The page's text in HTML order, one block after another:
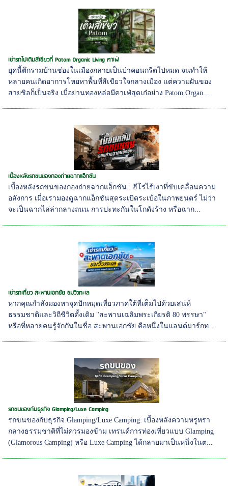
เช่ารถไปเติมสีเขียวที่ Patom Organic Living คาเฟ่
ยุคนี้ตึกรามบ้านช่องในเมืองกลายเป็นป่าคอนกรีตไปหมด จนทำให้
หลายคนเกิดอาการโหยหาพื้นที่สีเขียวใจกลางเมือง แต่ความฝันของ
สายชิลก็เป็นจริง เมื่อย่านทองหล่อมีคาเฟ่สุดเก๋อย่าง Patom Organ...
เบื้องหลังรถขนของกองถ่ายฉากแอ็กชัน
เบื้องหลังรถขนของกองถ่ายฉากแอ็กชัน : ฮีโร่ไร้เงาที่ขับเคลื่อนความ
อลังการ เมื่อเรามองดูฉากแอ็กชันสุดระเบิดระเบ้อในภาพยนตร์ ไม่ว่า
จะเป็นฉากไล่ล่ากลางถนน การปะทะกันในโกดังร้าง หรือฉาก...
เช่ารถเที่ยว สะพานเอกชัย ชมวิวทะเล
หากคุณกำลังมองหาจุดปักหมุดเที่ยวภาคใต้ที่เต็มไปด้วยเสน่ห์
ธรรมชาติและวิถีชีวิตดั้งเดิม "สะพานเฉลิมพระเกียรติ 80 พรรษา"
หรือที่หลายคนรู้จักกันในชื่อ สะพานเอกชัย คือหนึ่งในแลนด์มาร์กท...
รถขนของกับธุรกิจ Glamping/Luxe Camping
รถขนของกับธุรกิจ Glamping/Luxe Camping: เบื้องหลังความหรูหรา
กลางธรรมชาติที่ไม่ควรมองข้าม เทรนด์การท่องเที่ยวแบบ Glamping
(Glamorous Camping) หรือ Luxe Camping ได้กลายมาเป็นหนึ่งในต...